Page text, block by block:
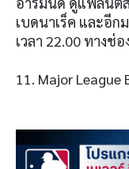
เบดนาเร็ค และอี
เวลา 22.00 ทางช่อ
11. Major League